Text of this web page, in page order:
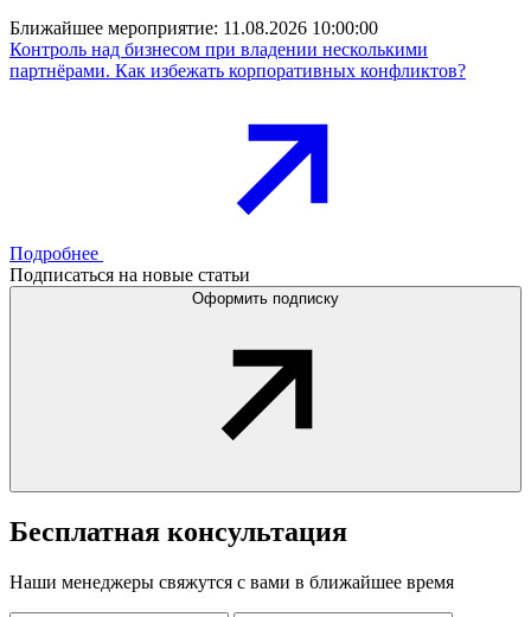
Ближайшее мероприятие: 11.08.2026 10:00:00
Контроль над бизнесом при владении несколькими
партнёрами. Как избежать корпоративных конфликтов?
Подробнее
Подписаться на новые статьи
Оформить подписку
Бесплатная консультация
Наши менеджеры свяжутся с вами в ближайшее время